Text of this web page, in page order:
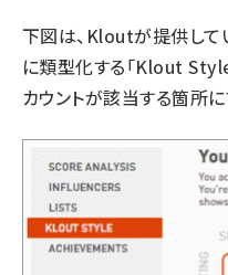
下図は、Kloutが提供して
に類型化する「Klout
カウントが該当する箇所に